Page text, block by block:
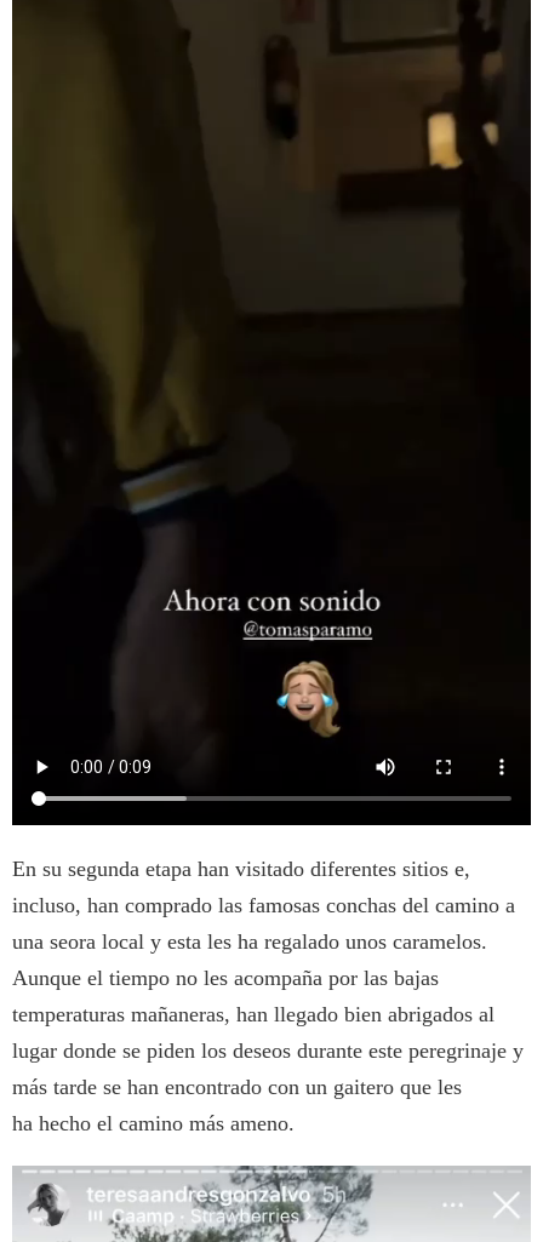
En su segunda etapa han visitado diferentes sitios e,
incluso, han comprado las famosas conchas del camino a
una seora local y esta les ha regalado unos caramelos.
Aunque el tiempo no les acompaña por las bajas
temperaturas mañaneras, han llegado bien abrigados al
lugar donde se piden los deseos durante este peregrinaje y
más tarde se han encontrado con un gaitero que les
ha hecho el camino más ameno.